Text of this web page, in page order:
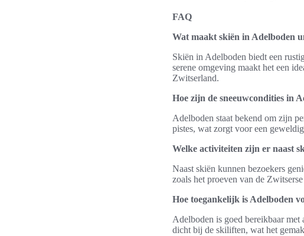
FAQ
Wat maakt skiën in Adelboden
Skiën in Adelboden biedt een
serene omgeving maakt het een
Zwitserland.
Hoe zijn de sneeuwcondities in
Adelboden staat bekend om zijn
pistes, wat zorgt voor een
Welke activiteiten zijn er naast
Naast skiën kunnen bezoekers
zoals het proeven van de
Hoe toegankelijk is Adelboden
Adelboden is goed bereikbaar
dicht bij de skiliften, wat het